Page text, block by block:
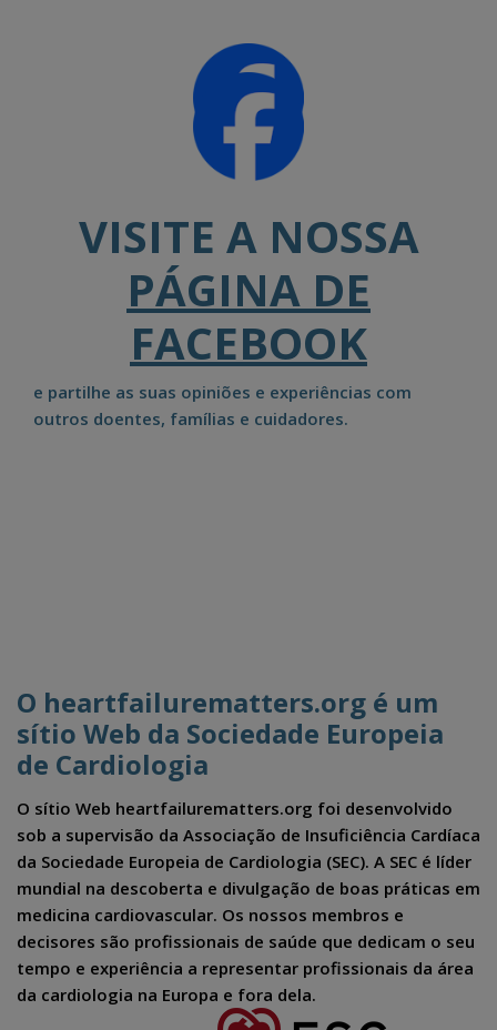
VISITE A NOSSA
PÁGINA DE
FACEBOOK
e partilhe as suas opiniões e experiências com
outros doentes, famílias e cuidadores.
O heartfailurematters.org é um
sítio Web da Sociedade Europeia
de Cardiologia
O sítio Web heartfailurematters.org foi desenvolvido
sob a supervisão da Associação de Insuficiência Cardíaca
da Sociedade Europeia de Cardiologia (SEC). A SEC é líder
mundial na descoberta e divulgação de boas práticas em
medicina cardiovascular. Os nossos membros e
decisores são profissionais de saúde que dedicam o seu
tempo e experiência a representar profissionais da área
da cardiologia na Europa e fora dela.